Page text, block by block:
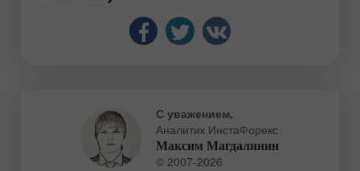
С уважением,
Аналитик ИнстаФорекс
Максим Магдалинин
© 2007-2026